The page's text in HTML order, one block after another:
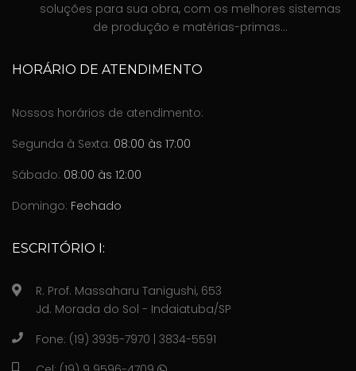
soluções para sua obra, com os melhores sistemas
de produção e matérias-primas...
HORÁRIO DE ATENDIMENTO
Nossos horários de atendimento:
Segunda à Sexta: 08:00 às 17:00
Sábado: 08:00 às 12:00
Domingo: Fechado
ESCRITÓRIO I:
R. Prof. Massaharu Tanigushi, 653
Jd. Morada do Sol - Indaiatuba/SP
Fone: (19) 3935-7970 | 3834-5591